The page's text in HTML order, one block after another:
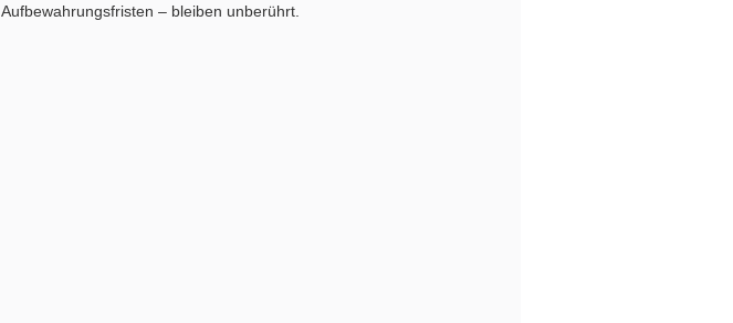
Aufbewahrungsfristen – bleiben unberührt.